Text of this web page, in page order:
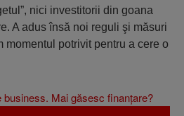
nici investitorii din goana
A adus însă noi reguli şi măsuri
momentul potrivit pentru a cere o